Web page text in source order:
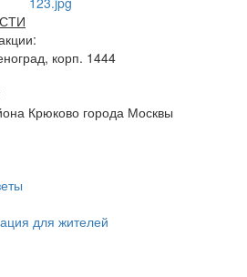
корп. 1444
Крюково города Москвы
для жителей